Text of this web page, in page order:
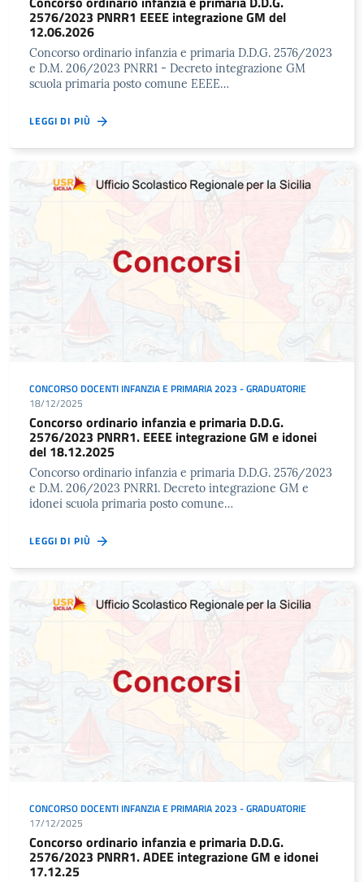
2576/2023 PNRR1 EEEE integrazione GM del
12.06.2026
Concorso ordinario infanzia e primaria D.D.G. 2576/2023
e D.M. 206/2023 PNRR1 - Decreto integrazione GM
scuola primaria posto comune EEEE…
LEGGI DI PIÙ
CONCORSO DOCENTI INFANZIA E PRIMARIA 2023 - GRADUATORIE
18/12/2025
Concorso ordinario infanzia e primaria D.D.G.
2576/2023 PNRR1. EEEE integrazione GM e idonei
del 18.12.2025
Concorso ordinario infanzia e primaria D.D.G. 2576/2023
e D.M. 206/2023 PNRR1. Decreto integrazione GM e
idonei scuola primaria posto comune…
LEGGI DI PIÙ
CONCORSO DOCENTI INFANZIA E PRIMARIA 2023 - GRADUATORIE
17/12/2025
Concorso ordinario infanzia e primaria D.D.G.
2576/2023 PNRR1. ADEE integrazione GM e idonei
17.12.25